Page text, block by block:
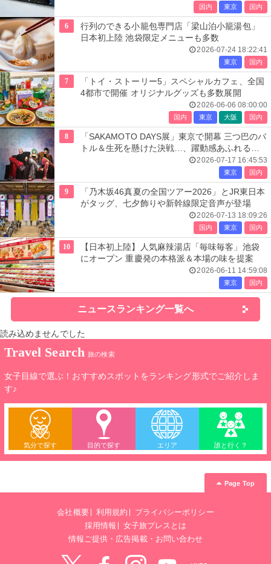
国内 東京 国内
6
行列のできる小籠包専門店「梁山泊小籠湯包」
日本初上陸 池袋限定メニューも多数
2026-07-24 18:22:41
東京 国内
7
「トイ・ストーリー5」スペシャルカフェ、全国
4都市で開催 オリジナルグッズも多数展開
2026-06-06 08:00:00
国内 東京 大阪 国内
8
「SAKAMOTO DAYS展」東京で開幕 三つ巴のバ
トル＆生死を懸けた決戦…、躍動感あふれる展
2026-07-17 16:45:53
東京 国内
9
「乃木坂46真夏の全国ツアー2026」とJR東日本
がタッグ、七夕飾りや新幹線限定音声が登場
2026-07-13 18:09:26
国内 東京 国内
10
【日本初上陸】人気麻辣湯店「毎味毎客」池袋
にオープン 重慶発の本格派＆本場の味を提案
2026-06-11 14:59:08
東京 国内
ニュースランキング一覧へ
読み込めませんでした
Travel Search 旅の検索
女子目線で選ぶ！おすすめスポットをランキング形式でご紹介しま
す♪
気分で探す 目的で探す エリア 誰と行く？
Page Top
会社概要 利用規約
プライバシーポリシー
採用情報
女子旅プレスとは
情報ご提供・広告掲載・お問い合わせ